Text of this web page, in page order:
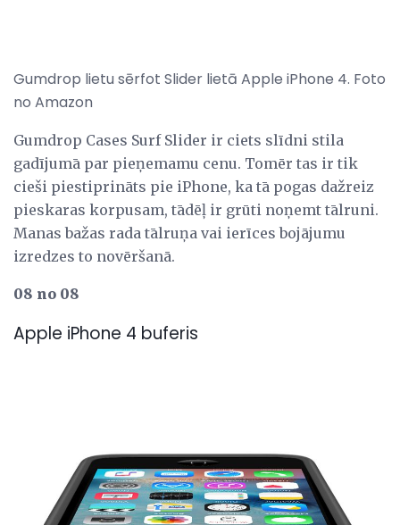
Gumdrop lietu sērfot Slider lietā Apple iPhone 4. Foto
no Amazon
Gumdrop Cases Surf Slider ir ciets slīdni stila
gadījumā par pieņemamu cenu. Tomēr tas ir tik
cieši piestiprināts pie iPhone, ka tā pogas dažreiz
pieskaras korpusam, tādēļ ir grūti noņemt tālruni.
Manas bažas rada tālruņa vai ierīces bojājumu
izredzes to novēršanā.
08 no 08
Apple iPhone 4 buferis